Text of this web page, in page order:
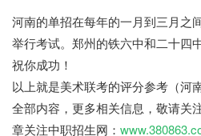
河南的单招在每年的一月到三月之
举行考试。郑州的铁六中和二十四
祝你成功！
以上就是美术联考的评分参考（河
全部内容，更多相关信息，敬请关
章关注中职招生网：